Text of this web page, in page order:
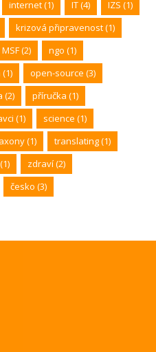
internet(1) IT(4) IZS (1)
krizová připravenost(1)
MSF(2) ngo (1)
(1) open-source (3)
(2) příručka (1)
(1) science (1)
(1) translating(1)
(1) zdraví(2)
česko (3)